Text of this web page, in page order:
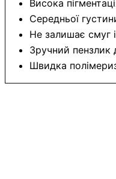
Висока
Середньої
Не залишає смуг
Зручний пензлик
Швидка